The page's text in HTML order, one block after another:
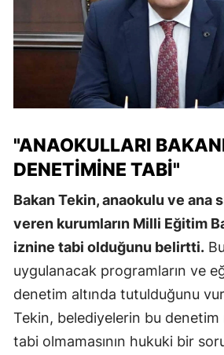
"ANAOKULLARI
DENETIMINE TABI"
Bakan Tekin, anaokulu ve ana
veren kurumların Milli Eğitim
iznine tabi olduğunu belirtti.
uygulanacak programların ve
denetim altında tutulduğunu
Tekin, belediyelerin bu denetim
tabi olmamasının hukuki bir